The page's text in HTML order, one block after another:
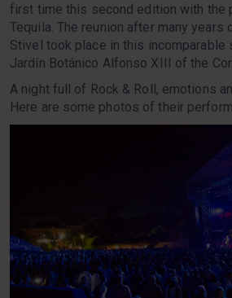
first time this second edition with the
Tequila. The reunion after many years
Stivel took place in this incomparable
Jardín Botánico Alfonso XIII of the
A night full of Rock & Roll, emotions
Here are some photos of their